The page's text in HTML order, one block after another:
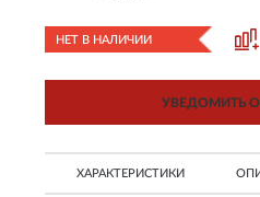
НЕТ В НАЛИЧИИ
УВЕДОМИТЬ
ХАРАКТЕРИСТИКИ